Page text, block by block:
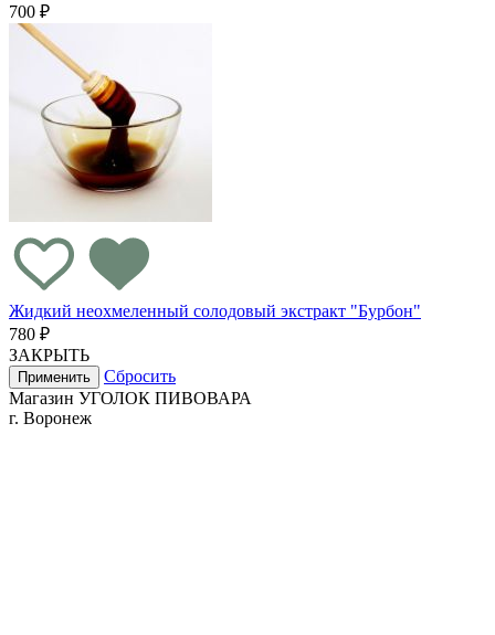
700 ₽
Жидкий неохмеленный солодовый экстракт "Бурбон"
780 ₽
ЗАКРЫТЬ
Применить
Сбросить
Магазин УГОЛОК ПИВОВАРА
г. Воронеж